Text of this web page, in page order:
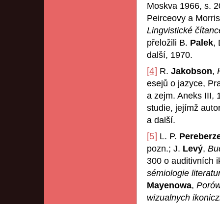
Moskva 1966, s.
Peirceovy a
Lingvistické
přeložili B. Palek,
další, 1970.
[4] R. Jakobson,
esejů o jazyce,
a zejm. Aneks III,
studie, jejímž
a další.
[5] L. P.
pozn.; J. Levý,
300 o auditivních
sémiologie
Mayenowa,
wizualnych